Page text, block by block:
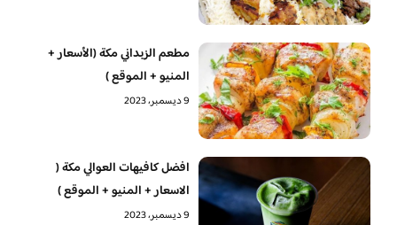
مطعم الزبداني مكة (الأسعار +
المنيو + الموقع )
9 ديسمبر، 2023
افضل كافيهات العوالي مكة (
الاسعار + المنيو + الموقع )
9 ديسمبر، 2023